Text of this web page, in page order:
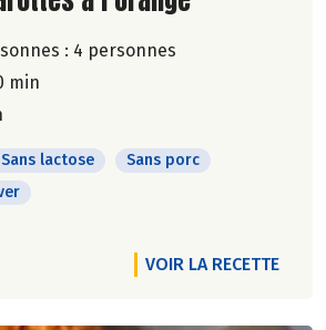
: 4 personnes
min
Sans lactose
Sans porc
VOIR LA RECETTE